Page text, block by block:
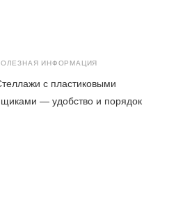
ИНФОРМАЦИЯ
с пластиковыми
— удобство и порядок